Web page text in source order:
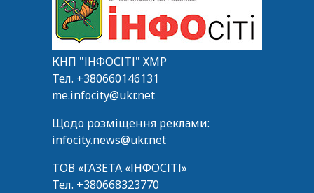
КНП "ІНФОСІТІ" ХМР
Тел. +380660146131
me.infocity@ukr.net
Щодо розміщення реклами:
infocity.news@ukr.net
ТОВ «ГАЗЕТА «ІНФОСІТІ»
Тел. +380668323770